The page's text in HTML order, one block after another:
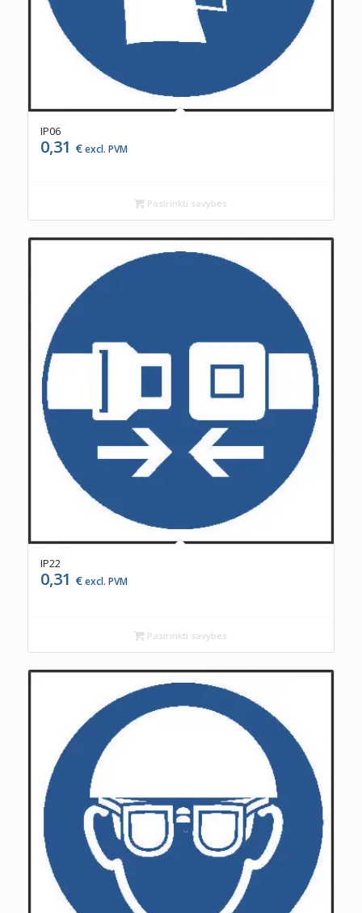
IP06
0,31 €excl. PVM
Pasirinkti savybes
IP22
0,31 €excl. PVM
Pasirinkti savybes